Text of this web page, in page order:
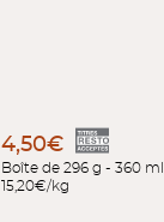
4,50€
Boîte de 296 g - 360 ml
15,20€/kg